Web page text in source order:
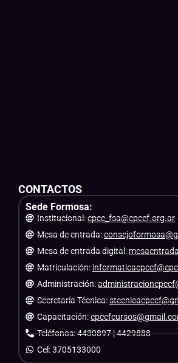
CONTACTOS
Sede Formosa:
Institucional:cpce_fsa@cpcef.org.ar
Mesa de entrada:
Mesa de entrada digital:
Matriculación:
Administración:
Secretaría Técnica:
Capacitación:
Teléfonos: 4430897 | 4429888
Cel: 3705133000